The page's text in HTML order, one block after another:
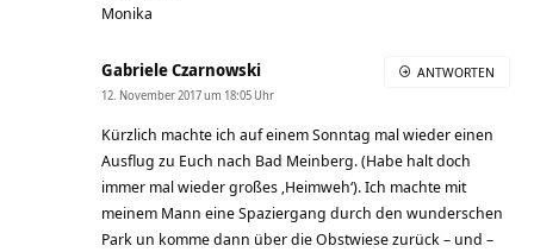
Monika
Gabriele Czarnowski
12. November 2017 um 18:05 Uhr
Kürzlich machte ich auf einem Sonntag mal wieder einen
Ausflug zu Euch nach Bad Meinberg. (Habe halt doch
immer mal wieder großes ‚Heimweh‘). Ich machte mit
meinem Mann eine Spaziergang durch den wunderschen
Park un komme dann über die Obstwiese zurück – und –
ANTWORTEN